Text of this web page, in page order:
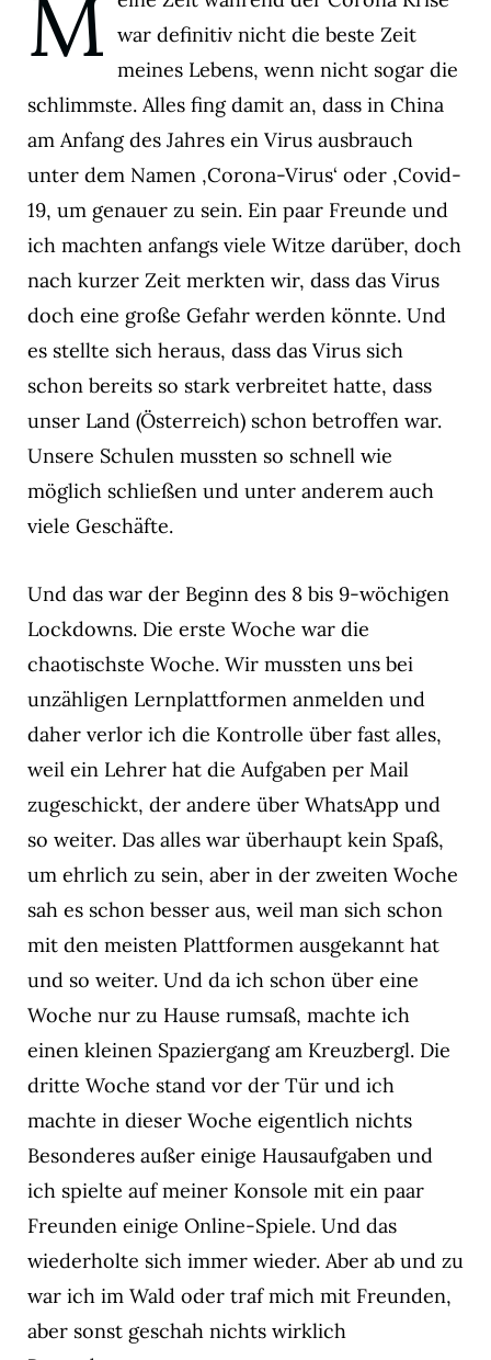
M war definitiv nicht die beste Zeit
meines Lebens, wenn nicht sogar die
schlimmste. Alles fing damit an, dass in China
am Anfang des Jahres ein Virus ausbrauch
unter dem Namen ‚Corona-Virus‘ oder ‚Covid-
19, um genauer zu sein. Ein paar Freunde und
ich machten anfangs viele Witze darüber, doch
nach kurzer Zeit merkten wir, dass das Virus
doch eine große Gefahr werden könnte. Und
es stellte sich heraus, dass das Virus sich
schon bereits so stark verbreitet hatte, dass
unser Land (Österreich) schon betroffen war.
Unsere Schulen mussten so schnell wie
möglich schließen und unter anderem auch
viele Geschäfte.
Und das war der Beginn des 8 bis 9-wöchigen
Lockdowns. Die erste Woche war die
chaotischste Woche. Wir mussten uns bei
unzähligen Lernplattformen anmelden und
daher verlor ich die Kontrolle über fast alles,
weil ein Lehrer hat die Aufgaben per Mail
zugeschickt, der andere über WhatsApp und
so weiter. Das alles war überhaupt kein Spaß,
um ehrlich zu sein, aber in der zweiten Woche
sah es schon besser aus, weil man sich schon
mit den meisten Plattformen ausgekannt hat
und so weiter. Und da ich schon über eine
Woche nur zu Hause rumsaß, machte ich
einen kleinen Spaziergang am Kreuzbergl. Die
dritte Woche stand vor der Tür und ich
machte in dieser Woche eigentlich nichts
Besonderes außer einige Hausaufgaben und
ich spielte auf meiner Konsole mit ein paar
Freunden einige Online-Spiele. Und das
wiederholte sich immer wieder. Aber ab und zu
war ich im Wald oder traf mich mit Freunden,
aber sonst geschah nichts wirklich